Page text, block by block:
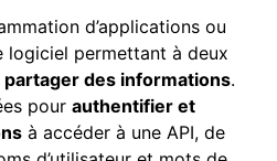
d’applications ou
logiciel permettant à deux
partager des informations.
pour authentifier et
à accéder à une API, de